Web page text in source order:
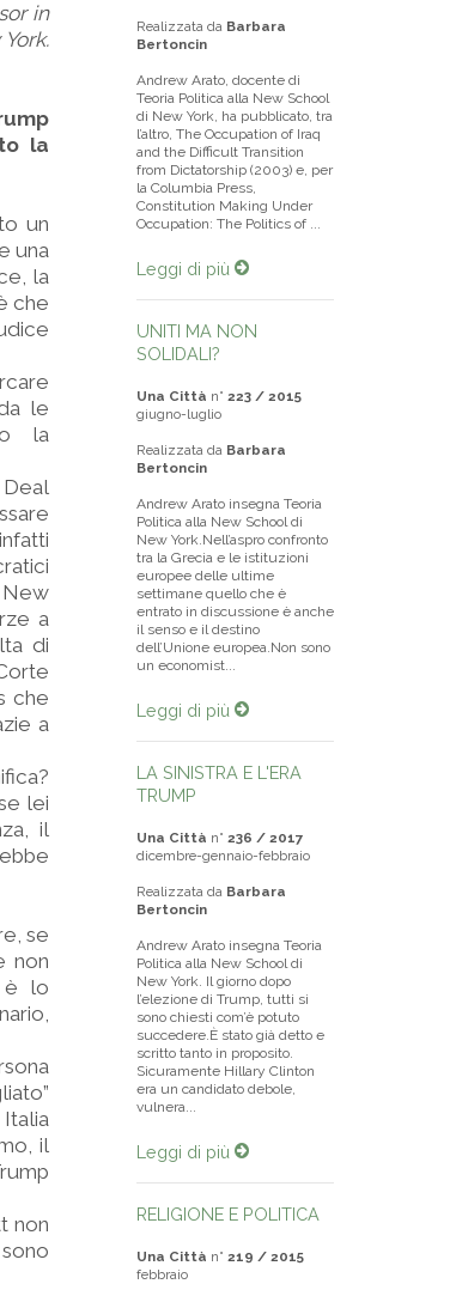
in
la
un
una
la
che
le
la
a
di
che
a
lei
il
se
non
è lo
il
non
Realizzata da Barbara
Bertoncin
Andrew Arato, docente di
Teoria Politica alla New School
di New York, ha pubblicato, tra
l’altro, The Occupation of Iraq
and the Difficult Transition
from Dictatorship (2003) e, per
la Columbia Press,
Constitution Making Under
Occupation: The Politics of ...
Leggi di più
UNITI MA NON
SOLIDALI?
Una Città n° 223 / 2015
giugno-luglio
Realizzata da Barbara
Bertoncin
Andrew Arato insegna Teoria
Politica alla New School di
New York.Nell’aspro confronto
tra la Grecia e le istituzioni
europee delle ultime
settimane quello che è
entrato in discussione è anche
il senso e il destino
dell’Unione europea.Non sono
un economist...
Leggi di più
LA SINISTRA E L'ERA
TRUMP
Una Città n° 236 / 2017
dicembre-gennaio-febbraio
Realizzata da Barbara
Bertoncin
Andrew Arato insegna Teoria
Politica alla New School di
New York. Il giorno dopo
l’elezione di Trump, tutti si
sono chiesti com’è potuto
succedere.È stato già detto e
scritto tanto in proposito.
Sicuramente Hillary Clinton
era un candidato debole,
vulnera...
Leggi di più
RELIGIONE E POLITICA
Una Città n° 219 / 2015
febbraio